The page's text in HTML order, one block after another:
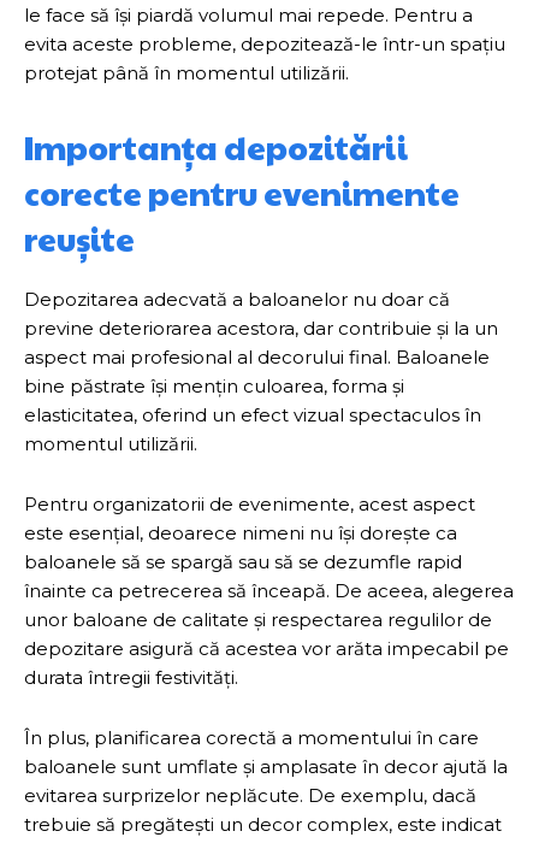
le face să își piardă volumul mai repede. Pentru a
evita aceste probleme, depozitează-le într-un spațiu
protejat până în momentul utilizării.
Importanța depozitării
corecte pentru evenimente
reușite
Depozitarea adecvată a baloanelor nu doar că
previne deteriorarea acestora, dar contribuie și la un
aspect mai profesional al decorului final. Baloanele
bine păstrate își mențin culoarea, forma și
elasticitatea, oferind un efect vizual spectaculos în
momentul utilizării.
Pentru organizatorii de evenimente, acest aspect
este esențial, deoarece nimeni nu își dorește ca
baloanele să se spargă sau să se dezumfle rapid
înainte ca petrecerea să înceapă. De aceea, alegerea
unor baloane de calitate și respectarea regulilor de
depozitare asigură că acestea vor arăta impecabil pe
durata întregii festivități.
În plus, planificarea corectă a momentului în care
baloanele sunt umflate și amplasate în decor ajută la
evitarea surprizelor neplăcute. De exemplu, dacă
trebuie să pregătești un decor complex, este indicat